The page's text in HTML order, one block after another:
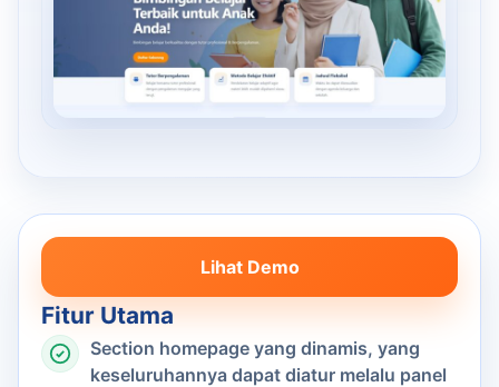
Lihat Demo
Fitur Utama
Section homepage yang dinamis, yang
keseluruhannya dapat diatur melalu panel